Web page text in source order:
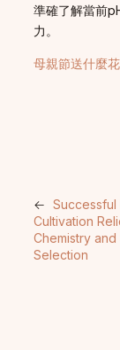
準確了解當前
力。
母親節送什麼花
←
Cultivation
Chemistry
Selection